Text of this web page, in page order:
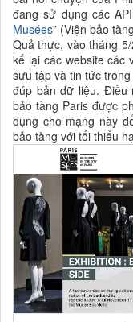
đang sử dụng các
Musées” (Viện bảo
Quả thực, vào tháng
kế lại các website các
sưu tập và tin tức
đúp bản dữ liệu. Điều
bảo tàng Paris được
dụng cho mạng này
bảo tàng với tối thiểu